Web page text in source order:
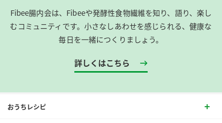
Fibee腸内会は、​Fibeeや発酵性食物繊維を知り、語り、楽し
むコミュニティです。​小さなしあわせを感じられる、健康な
毎日を一緒につくりましょう。
詳しくはこちら
おうちレシピ